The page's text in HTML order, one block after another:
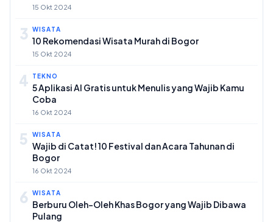
15 Okt 2024
3 WISATA
10 Rekomendasi Wisata Murah di Bogor
15 Okt 2024
4 TEKNO
5 Aplikasi AI Gratis untuk Menulis yang Wajib Kamu
Coba
16 Okt 2024
5 WISATA
Wajib di Catat! 10 Festival dan Acara Tahunan di
Bogor
16 Okt 2024
6 WISATA
Berburu Oleh-Oleh Khas Bogor yang Wajib Dibawa
Pulang